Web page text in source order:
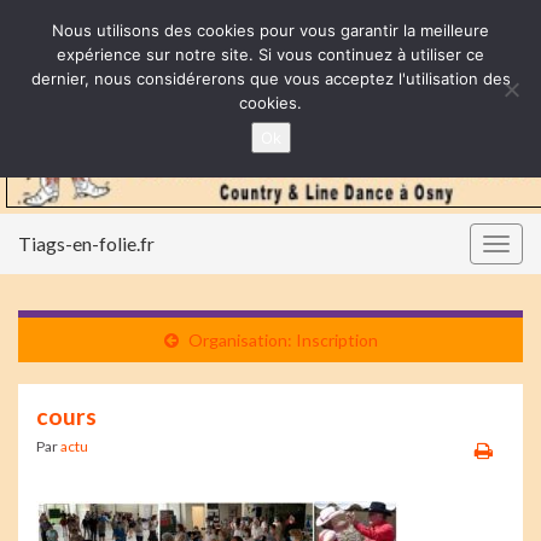
Tiags-en-folie.fr
Organisation: Inscription
cours
Paractu
Nous utilisons des cookies pour vous garantir la meilleure
expérience sur notre site. Si vous continuez à utiliser ce
dernier, nous considérerons que vous acceptez l'utilisation des
cookies.